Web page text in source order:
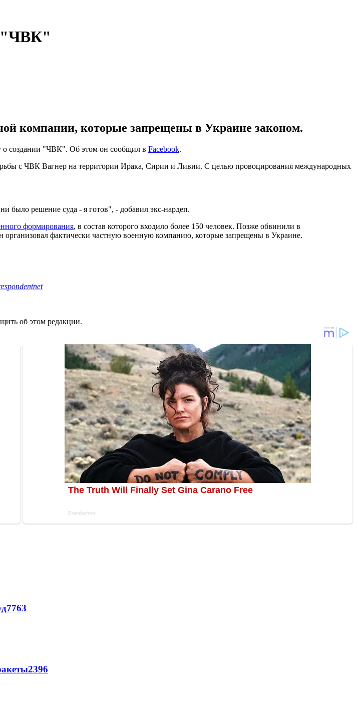
"ЧВК"
компании, которые запрещены в Украине законом.
о создании "ЧВК". Об этом он сообщил в Facebook.
с ЧВК Вагнер на территории Ирака, Сирии и Ливии. С целью провоцирования международных
было решение суда - я готов", - добавил экс-нардеп.
формирования, в состав которого входило более 150 человек. Позже обвинили в
фактически частную военную компанию, которые запрещены в Украине.
об этом редакции.
7763
2396